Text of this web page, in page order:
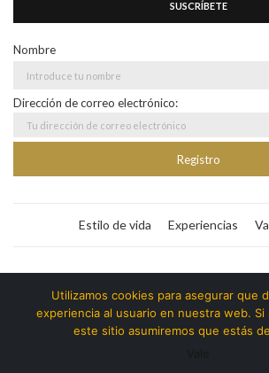
SUSCRÍBETE
Nombre
Dirección de correo electrónico:
Estilo de vida Experiencias
Bitacora365
Copyright ©️ | Bitacora365 - @soybyll
Utilizamos cookies para asegurar que
experiencia al usuario en nuestra web. Si
este sitio asumiremos que estás